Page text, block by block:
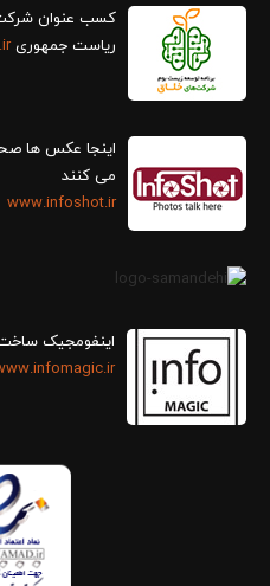
کسب عنوان شرکت
ریاست جمهوری
اینجا عکس ها
می کنند
www.infoshot.ir
اینفومجیک